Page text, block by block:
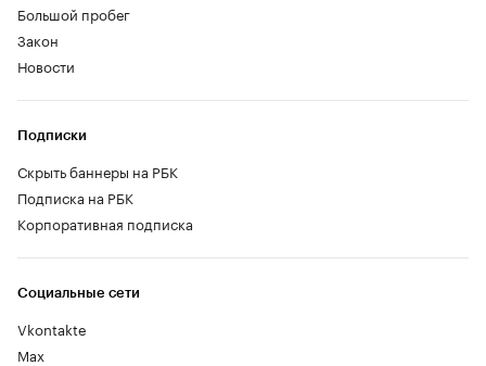
Большой пробег
Закон
Новости
Социальные сети
Vkontakte
Max
Подписки
Скрыть баннеры на РБК
Подписка на РБК
Корпоративная подписка